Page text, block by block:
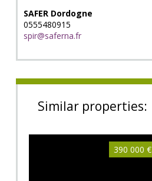
SAFER Dordogne
0555480915
spir@saferna.fr
Similar properties:
390 000 €